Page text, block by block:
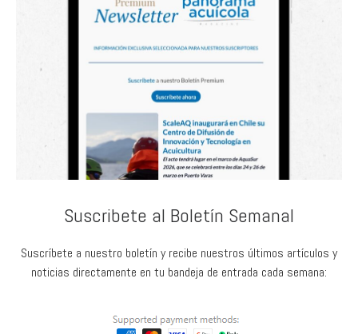
Suscribete al Boletín Semanal
Suscríbete a nuestro boletín y recibe nuestros últimos artículos y
noticias directamente en tu bandeja de entrada cada semana: